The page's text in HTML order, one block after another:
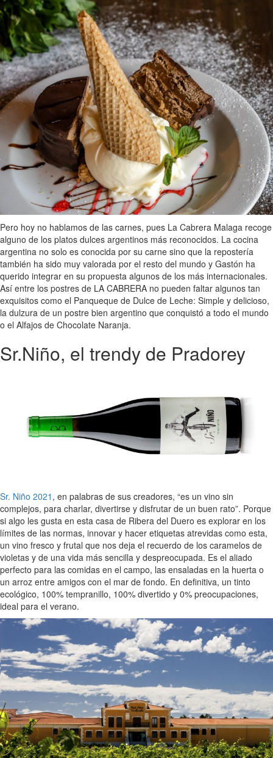
Pero hoy no hablamos de las carnes, pues La Cabrera Malaga recoge
alguno de los platos dulces argentinos más reconocidos. La cocina
argentina no solo es conocida por su carne sino que la repostería
también ha sido muy valorada por el resto del mundo y Gastón ha
querido integrar en su propuesta algunos de los más internacionales.
Así entre los postres de LA CABRERA no pueden faltar algunos tan
exquisitos como el Panqueque de Dulce de Leche: Simple y delicioso,
la dulzura de un postre bien argentino que conquistó a todo el mundo
o el Alfajos de Chocolate Naranja.
Sr.Niño, el trendy de Pradorey
Sr. Niño 2021 , en palabras de sus creadores, “es un vino sin
complejos, para charlar, divertirse y disfrutar de un buen rato”. Porque
si algo les gusta en esta casa de Ribera del Duero es explorar en los
límites de las normas, innovar y hacer etiquetas atrevidas como esta,
un vino fresco y frutal que nos deja el recuerdo de los caramelos de
violetas y de una vida más sencilla y despreocupada. Es el aliado
perfecto para las comidas en el campo, las ensaladas en la huerta o
un arroz entre amigos con el mar de fondo. En definitiva, un tinto
ecológico, 100% tempranillo, 100% divertido y 0% preocupaciones,
ideal para el verano.